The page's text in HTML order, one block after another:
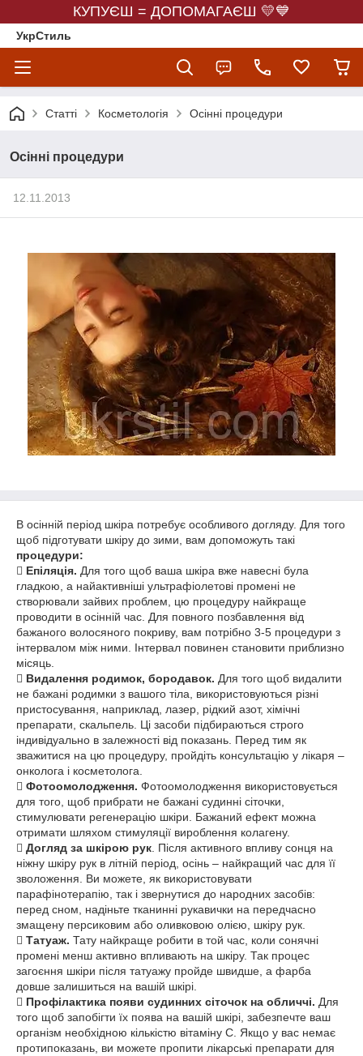
КУПУЄШ = ДОПОМАГАЄШ 💛💙
УкрСтиль
Статті Косметологія Осінні процедури
Осінні процедури
12.11.2013
В осінній період шкіра потребує особливого догляду. Для того
щоб підготувати шкіру до зими, вам допоможуть такі
процедури:
 Епіляція. Для того щоб ваша шкіра вже навесні була
гладкою, а найактивніші ультрафіолетові промені не
створювали зайвих проблем, цю процедуру найкраще
проводити в осінній час. Для повного позбавлення від
бажаного волосяного покриву, вам потрібно 3-5 процедури з
інтервалом між ними. Інтервал повинен становити приблизно
місяць.
 Видалення родимок, бородавок. Для того щоб видалити
не бажані родимки з вашого тіла, використовуються різні
пристосування, наприклад, лазер, рідкий азот, хімічні
препарати, скальпель. Ці засоби підбираються строго
індивідуально в залежності від показань. Перед тим як
зважитися на цю процедуру, пройдіть консультацію у лікаря –
онколога і косметолога.
 Фотоомолодження. Фотоомолодження використовується
для того, щоб прибрати не бажані судинні сіточки,
стимулювати регенерацію шкіри. Бажаний ефект можна
отримати шляхом стимуляції вироблення колагену.
 Догляд за шкірою рук . Після активного впливу сонця на
ніжну шкіру рук в літній період, осінь – найкращий час для її
зволоження. Ви можете, як використовувати
парафінотерапію, так і звернутися до народних засобів:
перед сном, надіньте тканинні рукавички на передчасно
змащену персиковим або оливковою олією, шкіру рук.
 Татуаж. Тату найкраще робити в той час, коли сонячні
промені менш активно впливають на шкіру. Так процес
загоєння шкіри після татуажу пройде швидше, а фарба
довше залишиться на вашій шкірі.
 Профілактика появи судинних сіточок на обличчі. Для
того щоб запобігти їх поява на вашій шкірі, забезпечте ваш
організм необхідною кількістю вітаміну С. Якщо у вас немає
протипоказань, ви можете пропити лікарські препарати для